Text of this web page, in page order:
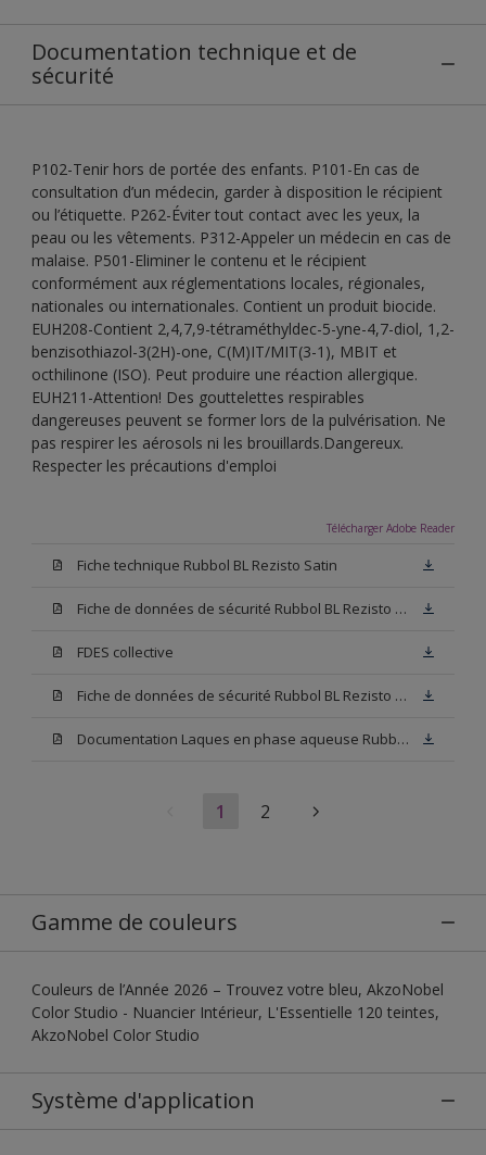
Documentation technique et de
sécurité
P102-Tenir hors de portée des enfants. P101-En cas de
consultation d’un médecin, garder à disposition le récipient
ou l’étiquette. P262-Éviter tout contact avec les yeux, la
peau ou les vêtements. P312-Appeler un médecin en cas de
malaise. P501-Eliminer le contenu et le récipient
conformément aux réglementations locales, régionales,
nationales ou internationales. Contient un produit biocide.
EUH208-Contient 2,4,7,9-tétraméthyldec-5-yne-4,7-diol, 1,2-
benzisothiazol-3(2H)-one, C(M)IT/MIT(3-1), MBIT et
octhilinone (ISO). Peut produire une réaction allergique.
EUH211-Attention! Des gouttelettes respirables
dangereuses peuvent se former lors de la pulvérisation. Ne
pas respirer les aérosols ni les brouillards.Dangereux.
Respecter les précautions d'emploi
Télécharger Adobe Reader
Fiche technique Rubbol BL Rezisto Satin
Fiche de données de sécurité Rubbol BL Rezisto Satin Base N00
FDES collective
Fiche de données de sécurité Rubbol BL Rezisto Satin Base W05
Documentation Laques en phase aqueuse Rubbol BL Velours
1 2
Gamme de couleurs
Couleurs de l’Année 2026 – Trouvez votre bleu, AkzoNobel
Color Studio - Nuancier Intérieur, L'Essentielle 120 teintes,
AkzoNobel Color Studio
Système d'application